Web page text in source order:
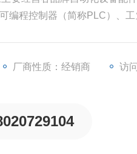
编程控制器（简称PLC）、
厂商性质：经销商 访